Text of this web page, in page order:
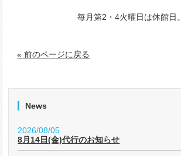
毎月第2・4火曜日は休館日。
« 前のページに戻る
News
2026/08/05
8月14日(金)代行のお知らせ